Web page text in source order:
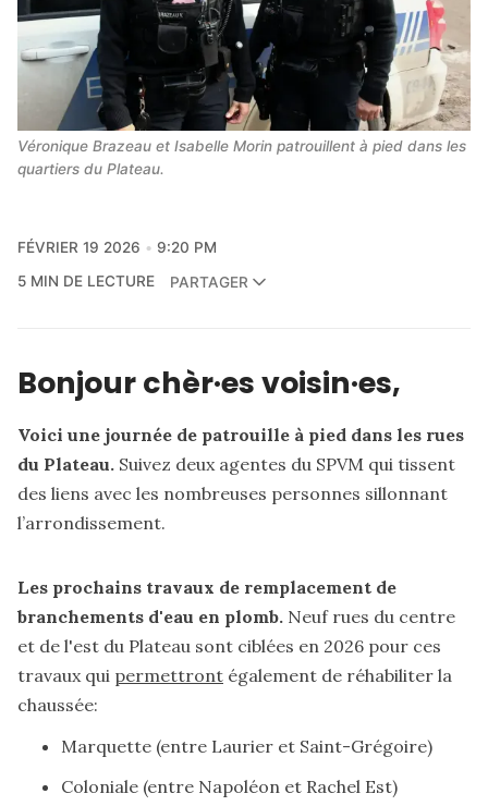
Véronique Brazeau et Isabelle Morin patrouillent à pied dans les
quartiers du Plateau.
FÉVRIER 19 2026
9:20 PM
5 MIN DE LECTURE
PARTAGER
Bonjour chèr·es voisin·es,
Voici une journée de patrouille à pied dans les rues
du Plateau. Suivez deux agentes du SPVM qui tissent
des liens avec les nombreuses personnes sillonnant
l’arrondissement.
Les prochains travaux de remplacement de
branchements d'eau en plomb. Neuf rues du centre
et de l'est du Plateau sont ciblées en 2026 pour ces
travaux qui permettront également de réhabiliter la
chaussée:
Marquette (entre Laurier et Saint-Grégoire)
Coloniale (entre Napoléon et Rachel Est)